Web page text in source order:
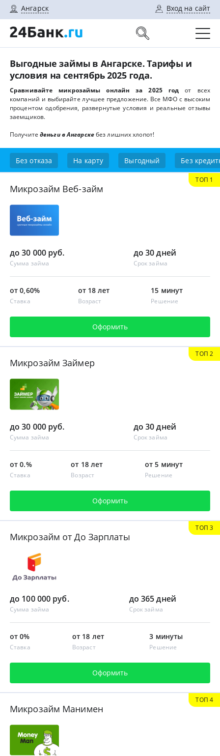
Ангарск Вход на сайт
Выгодные займы в Ангарске. Тарифы и
условия на сентябрь 2025 года.
Сравнивайте микрозаймы онлайн за 2025 год от всех
компаний и выбирайте лучшее предложение. Все МФО с высоким
процентом одобрения, развернутые условия и реальные отзывы
заемщиков.
Получитеденьги в Ангарскебез лишних хлопот!
Без отказа На карту Выгодный Без
Микрозайм Веб-займ
до 30 000 руб.
Сумма займа
до 30 дней
Срок займа
от 0,60%
Ставка
от 18 лет
Возраст
15 минут
Решение
Оформить
ТОП 1
Микрозайм Займер
до 30 000 руб.
Сумма займа
до 30 дней
Срок займа
от 0.%
Ставка
от 18 лет
Возраст
от 5 минут
Решение
Оформить
ТОП 2
Микрозайм от До Зарплаты
до 100 000 руб.
Сумма займа
до 365 дней
Срок займа
от 0%
Ставка
от 18 лет
Возраст
3 минуты
Решение
Оформить
ТОП 3
Микрозайм Манимен
ТОП 4